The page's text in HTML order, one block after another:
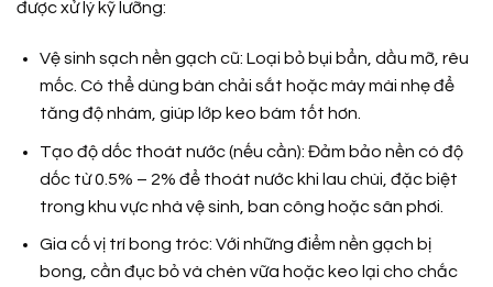
được xử lý kỹ lưỡng:
Vệ sinh sạch nền gạch cũ: Loại bỏ bụi bẩn, dầu mỡ, rêu
mốc. Có thể dùng bàn chải sắt hoặc máy mài nhẹ để
tăng độ nhám, giúp lớp keo bám tốt hơn.
Tạo độ dốc thoát nước (nếu cần): Đảm bảo nền có độ
dốc từ 0.5% – 2% để thoát nước khi lau chùi, đặc biệt
trong khu vực nhà vệ sinh, ban công hoặc sân phơi.
Gia cố vị trí bong tróc: Với những điểm nền gạch bị
bong, cần đục bỏ và chèn vữa hoặc keo lại cho chắc